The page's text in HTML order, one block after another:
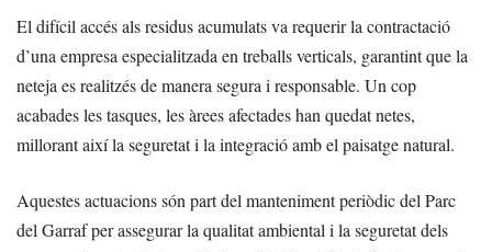
El difícil accés als residus acumulats va requerir la contractació
d’una empresa especialitzada en treballs verticals, garantint que la
neteja es realitzés de manera segura i responsable. Un cop
acabades les tasques, les àrees afectades han quedat netes,
millorant així la seguretat i la integració amb el paisatge natural.
Aquestes actuacions són part del manteniment periòdic del Parc
del Garraf per assegurar la qualitat ambiental i la seguretat dels